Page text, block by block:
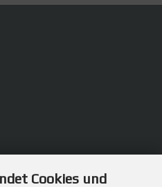
Cookies und